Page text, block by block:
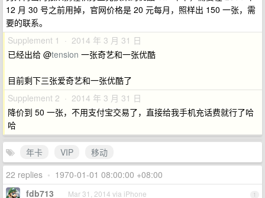
12 月 30 号之前用掉，官网价格是 20 元每月，照样出 150 一张，需
要的联系。
Supplement 1 · 2014 年 3 月 31 日
已经出给 @tension 一张奇艺和一张优酷
目前剩下三张爱奇艺和一张优酷了
Supplement 2 · 2014 年 3 月 31 日
降价到 50 一张，不用支付宝交易了，直接给我手机充话费就行了哈
哈
年卡 VIP
移动
22 replies • 1970-01-01 08:00:00 +08:00
1
fdb713 Mar 31, 2014 via iPhone